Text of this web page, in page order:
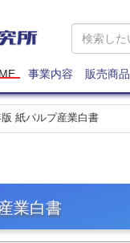
事業内容 販売商品
紙パルプ産業白書
業白書